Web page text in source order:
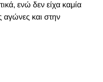
ενώ δεν είχα καμία
αγώνες και στην